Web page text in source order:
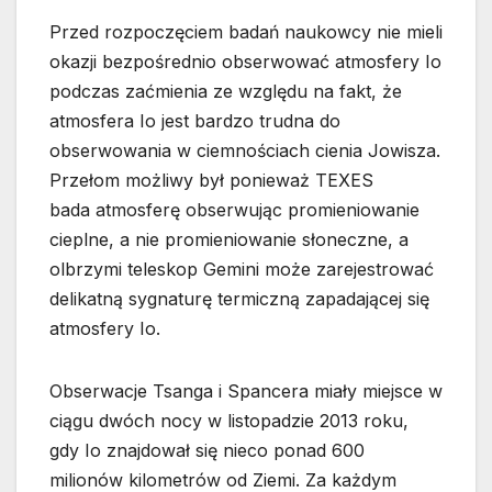
Przed rozpoczęciem badań naukowcy nie mieli
okazji bezpośrednio obserwować atmosfery Io
podczas zaćmienia ze względu na fakt, że
atmosfera Io jest bardzo trudna do
obserwowania w ciemnościach cienia Jowisza.
Przełom możliwy był ponieważ TEXES
bada atmosferę obserwując promieniowanie
cieplne, a nie promieniowanie słoneczne, a
olbrzymi teleskop Gemini może zarejestrować
delikatną sygnaturę termiczną zapadającej się
atmosfery Io.
Obserwacje Tsanga i Spancera miały miejsce w
ciągu dwóch nocy w listopadzie 2013 roku,
gdy Io znajdował się nieco ponad 600
milionów kilometrów od Ziemi. Za każdym